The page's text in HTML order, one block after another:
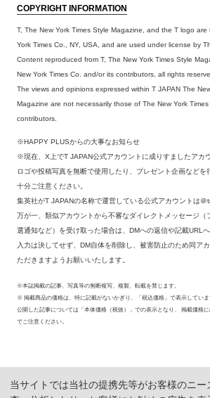
COPYRIGHT INFORMATION
T, The New York Times Style Magazine, and the T logo are
York Times Co., NY, USA, and are used under license by
Content reproduced from T, The New York Times Style
New York Times Co. and/or its contributors, all rights
The views and opinions expressed within T JAPAN The
Magazine are not necessarily those of The New York
contributors.
※HAPPY PLUSからの大事なお知らせ
※現在、X上でT JAPAN公式アカウントに成りすましたアカ
ロゴや投稿写真を無断で使用したり、プレゼント企画などを
十分ご注意ください。
集英社がT JAPANの名称で運営している公式アカウントは＠
万が一、類似アカウントから不審なダイレクトメッセージ（
選通知など）を受け取った場合は、DMへの返信や記載URL
入力は決してせず、DM自体を削除し、被害防止のため同ア
ただきますようお願いいたします。
※本誌掲載の記事、写真等の無断複写、複製、転載を禁じます。
※ 掲載商品の価格は、特に記載がないかぎり、「税込価格」で表示していま
公開した記事については「本体価格（税抜）」での表示となり、 掲載価格
でご注意ください。
当サイトでは当社の提携先等がお客様のニー